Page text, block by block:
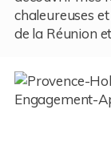
chaleureuses
de la Réunion